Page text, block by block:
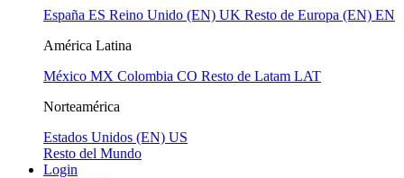
España ES Reino Unido (EN) UK Resto de Europa (EN) EN
América Latina
México MX Colombia CO Resto de Latam LAT
Norteamérica
Estados Unidos (EN) US
Resto del Mundo
Login